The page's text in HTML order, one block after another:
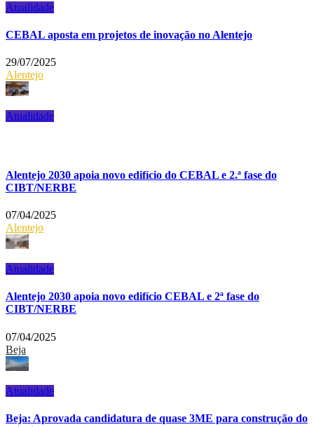
Atualidade
CEBAL aposta em projetos de inovação no Alentejo
29/07/2025
Alentejo
Atualidade
Alentejo 2030 apoia novo edifício do CEBAL e 2.ª fase do
CIBT/NERBE
07/04/2025
Alentejo
Atualidade
Alentejo 2030 apoia novo edifício CEBAL e 2ª fase do
CIBT/NERBE
07/04/2025
Beja
Atualidade
Beja: Aprovada candidatura de quase 3ME para construção do